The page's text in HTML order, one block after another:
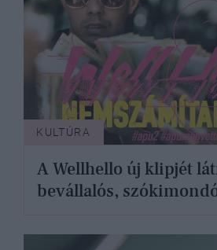
KULTÚRA
A Wellhello új klipjét
bevállalós,